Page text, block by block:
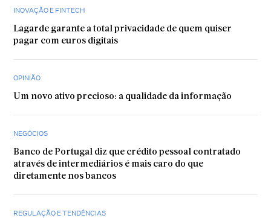
INOVAÇÃO E FINTECH
Lagarde garante a total privacidade de quem quiser
pagar com euros digitais
OPINIÃO
Um novo ativo precioso: a qualidade da informação
NEGÓCIOS
Banco de Portugal diz que crédito pessoal contratado
através de intermediários é mais caro do que
diretamente nos bancos
REGULAÇÃO E TENDÊNCIAS